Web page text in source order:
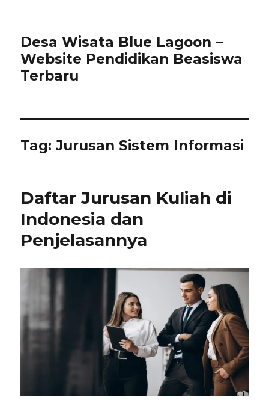
Desa Wisata Blue Lagoon –
Website Pendidikan Beasiswa
Terbaru
Tag:Jurusan Sistem Informasi
Daftar Jurusan Kuliah di
Indonesia dan
Penjelasannya